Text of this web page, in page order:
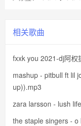
相关歌曲
fxxk you 2021-dj阿权
mashup - pitbull ft lil
up)).mp3
zara larsson - lush
the staple singers -